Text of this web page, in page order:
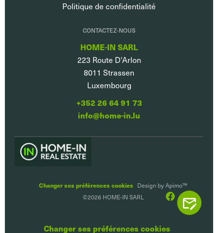
Politique de confidentialité
CONTACTEZ-NOUS
HOME-IN SARL
223 Route D'Arlon
8011 Strassen
Luxembourg
+352 26 64 91 73
info@home-in.lu
Changer ses préférences cookies Design byApimo™
©2026 HOME-IN SARL
Changer ses préférences cookies